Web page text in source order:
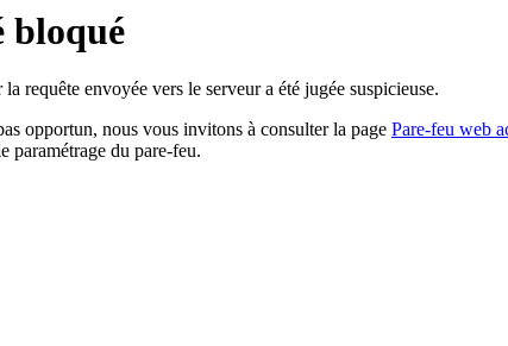
bloqué
requête envoyée vers le serveur a été jugée suspicieuse.
opportun, nous vous invitons à consulter la page Pare-feu web
paramétrage du pare-feu.